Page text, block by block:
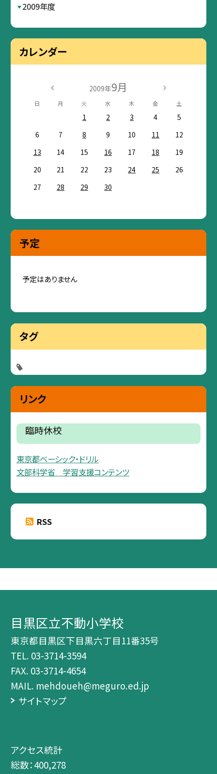
2009年度
カレンダー
2009年9月
日 月 火 水 木 金 土
1 2 3 4
5
6
7 8 9 10 11
12
13
14 15 16 17 18
19
20
21 22 23 24 25
26
27
28 29 30
予定
予定はありません
タグ
リンク
臨時休校
東京都ベーシック・ドリル
文部科学省 学習支援コンテンツ
RSS
目黒区立不動小学校
東京都目黒区下目黒六丁目11番35号
TEL. 03-3714-3594
FAX. 03-3714-4654
MAIL. mehdoueh@meguro.ed.jp
サイトマップ
アクセス統計
総数：400,278